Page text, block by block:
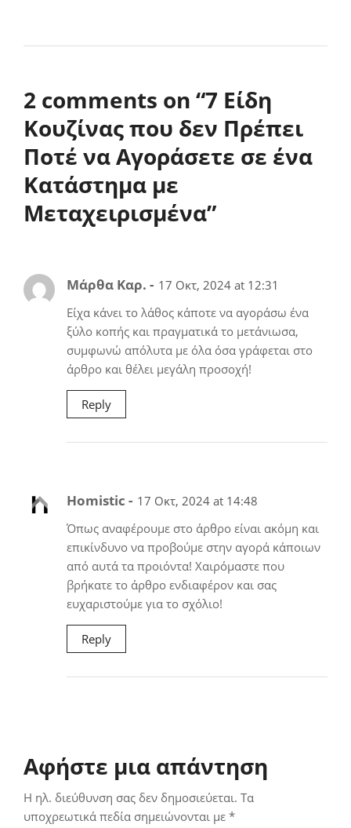
2 comments on “7 Είδη
Κουζίνας που δεν Πρέπει
Ποτέ να Αγοράσετε σε ένα
Κατάστημα με
Μεταχειρισμένα”
17 Οκτ, 2024 at 12:31
Μάρθα Καρ. -
Είχα κάνει το λάθος κάποτε να αγοράσω ένα
ξύλο κοπής και πραγματικά το μετάνιωσα,
συμφωνώ απόλυτα με όλα όσα γράφεται στο
άρθρο και θέλει μεγάλη προσοχή!
Reply
17 Οκτ, 2024 at 14:48
Homistic -
Όπως αναφέρουμε στο άρθρο είναι ακόμη και
επικίνδυνο να προβούμε στην αγορά κάποιων
από αυτά τα προιόντα! Χαιρόμαστε που
βρήκατε το άρθρο ενδιαφέρον και σας
ευχαριστούμε για το σχόλιο!
Reply
Αφήστε μια απάντηση
Η ηλ. διεύθυνση σας δεν δημοσιεύεται. Τα
υποχρεωτικά πεδία σημειώνονται με *